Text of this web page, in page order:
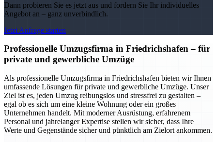
Dann probieren Sie es jetzt aus und fordern Sie Ihr individuelles
Angebot an – ganz unverbindlich.
Jetzt Anfrage starten
Professionelle Umzugsfirma in Friedrichshafen – für
private und gewerbliche Umzüge
Als professionelle Umzugsfirma in Friedrichshafen bieten wir Ihnen
umfassende Lösungen für private und gewerbliche Umzüge. Unser
Ziel ist es, jeden Umzug reibungslos und stressfrei zu gestalten –
egal ob es sich um eine kleine Wohnung oder ein großes
Unternehmen handelt. Mit moderner Ausrüstung, erfahrenem
Personal und jahrelanger Expertise stellen wir sicher, dass Ihre
Werte und Gegenstände sicher und pünktlich am Zielort ankommen.